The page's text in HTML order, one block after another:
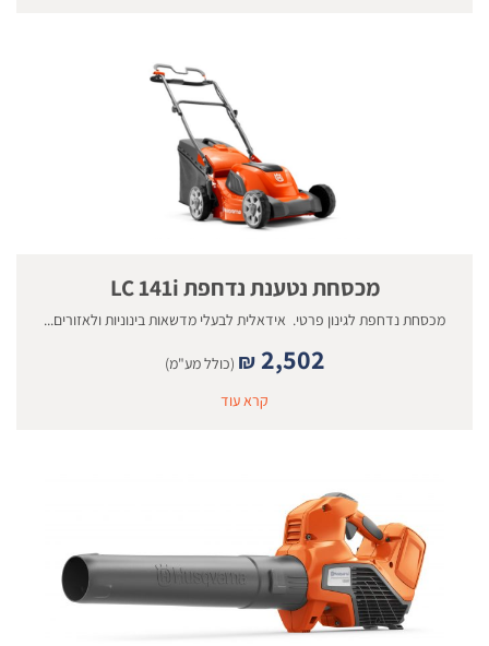
מכסחת נטענת נדחפת LC 141i
מכסחת נדחפת לגינון פרטי. אידאלית לבעלי מדשאות בינוניות ולאזורים...
₪ 2,502
(כולל מע"מ)
קרא עוד